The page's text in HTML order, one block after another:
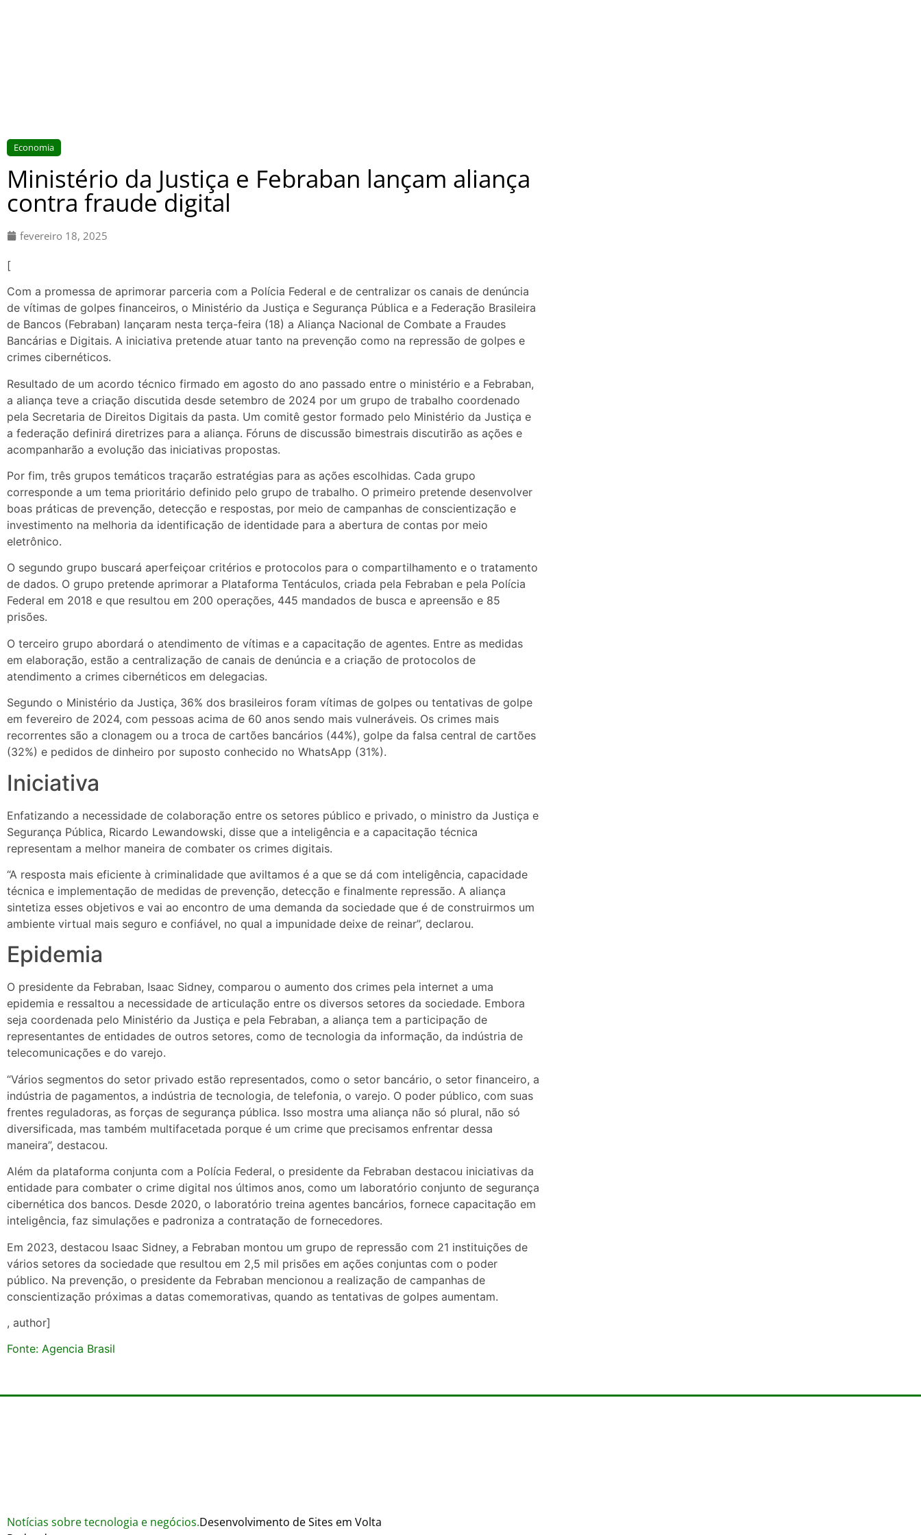
Economia
Ministério da Justiça e Febraban lançam aliança
contra fraude digital
fevereiro 18, 2025
[
Com a promessa de aprimorar parceria com a Polícia Federal e de centralizar os canais de denúncia
de vítimas de golpes financeiros, o Ministério da Justiça e Segurança Pública e a Federação Brasileira
de Bancos (Febraban) lançaram nesta terça-feira (18) a Aliança Nacional de Combate a Fraudes
Bancárias e Digitais. A iniciativa pretende atuar tanto na prevenção como na repressão de golpes e
crimes cibernéticos.
Resultado de um acordo técnico firmado em agosto do ano passado entre o ministério e a Febraban,
a aliança teve a criação discutida desde setembro de 2024 por um grupo de trabalho coordenado
pela Secretaria de Direitos Digitais da pasta. Um comitê gestor formado pelo Ministério da Justiça e
a federação definirá diretrizes para a aliança. Fóruns de discussão bimestrais discutirão as ações e
acompanharão a evolução das iniciativas propostas.
Por fim, três grupos temáticos traçarão estratégias para as ações escolhidas. Cada grupo
corresponde a um tema prioritário definido pelo grupo de trabalho. O primeiro pretende desenvolver
boas práticas de prevenção, detecção e respostas, por meio de campanhas de conscientização e
investimento na melhoria da identificação de identidade para a abertura de contas por meio
eletrônico.
O segundo grupo buscará aperfeiçoar critérios e protocolos para o compartilhamento e o tratamento
de dados. O grupo pretende aprimorar a Plataforma Tentáculos, criada pela Febraban e pela Polícia
Federal em 2018 e que resultou em 200 operações, 445 mandados de busca e apreensão e 85
prisões.
O terceiro grupo abordará o atendimento de vítimas e a capacitação de agentes. Entre as medidas
em elaboração, estão a centralização de canais de denúncia e a criação de protocolos de
atendimento a crimes cibernéticos em delegacias.
Segundo o Ministério da Justiça, 36% dos brasileiros foram vítimas de golpes ou tentativas de golpe
em fevereiro de 2024, com pessoas acima de 60 anos sendo mais vulneráveis. Os crimes mais
recorrentes são a clonagem ou a troca de cartões bancários (44%), golpe da falsa central de cartões
(32%) e pedidos de dinheiro por suposto conhecido no WhatsApp (31%).
Iniciativa
Enfatizando a necessidade de colaboração entre os setores público e privado, o ministro da Justiça e
Segurança Pública, Ricardo Lewandowski, disse que a inteligência e a capacitação técnica
representam a melhor maneira de combater os crimes digitais.
“A resposta mais eficiente à criminalidade que aviltamos é a que se dá com inteligência, capacidade
técnica e implementação de medidas de prevenção, detecção e finalmente repressão. A aliança
sintetiza esses objetivos e vai ao encontro de uma demanda da sociedade que é de construirmos um
ambiente virtual mais seguro e confiável, no qual a impunidade deixe de reinar”, declarou.
Epidemia
O presidente da Febraban, Isaac Sidney, comparou o aumento dos crimes pela internet a uma
epidemia e ressaltou a necessidade de articulação entre os diversos setores da sociedade. Embora
seja coordenada pelo Ministério da Justiça e pela Febraban, a aliança tem a participação de
representantes de entidades de outros setores, como de tecnologia da informação, da indústria de
telecomunicações e do varejo.
“Vários segmentos do setor privado estão representados, como o setor bancário, o setor financeiro, a
indústria de pagamentos, a indústria de tecnologia, de telefonia, o varejo. O poder público, com suas
frentes reguladoras, as forças de segurança pública. Isso mostra uma aliança não só plural, não só
diversificada, mas também multifacetada porque é um crime que precisamos enfrentar dessa
maneira”, destacou.
Além da plataforma conjunta com a Polícia Federal, o presidente da Febraban destacou iniciativas da
entidade para combater o crime digital nos últimos anos, como um laboratório conjunto de segurança
cibernética dos bancos. Desde 2020, o laboratório treina agentes bancários, fornece capacitação em
inteligência, faz simulações e padroniza a contratação de fornecedores.
Em 2023, destacou Isaac Sidney, a Febraban montou um grupo de repressão com 21 instituições de
vários setores da sociedade que resultou em 2,5 mil prisões em ações conjuntas com o poder
público. Na prevenção, o presidente da Febraban mencionou a realização de campanhas de
conscientização próximas a datas comemorativas, quando as tentativas de golpes aumentam.
, author]
Fonte: Agencia Brasil
Notícias sobre tecnologia e negócios.Desenvolvimento de Sites em Volta